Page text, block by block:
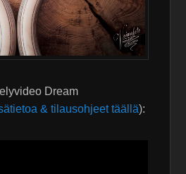
Dream
& tilausohjeet täällä):